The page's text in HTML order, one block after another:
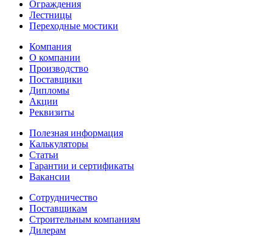
Ограждения
Лестницы
Переходные мостики
Компания
О компании
Производство
Поставщики
Дипломы
Акции
Реквизиты
Полезная информация
Калькуляторы
Статьи
Гарантии и сертификаты
Вакансии
Сотрудничество
Поставщикам
Строительным компаниям
Дилерам